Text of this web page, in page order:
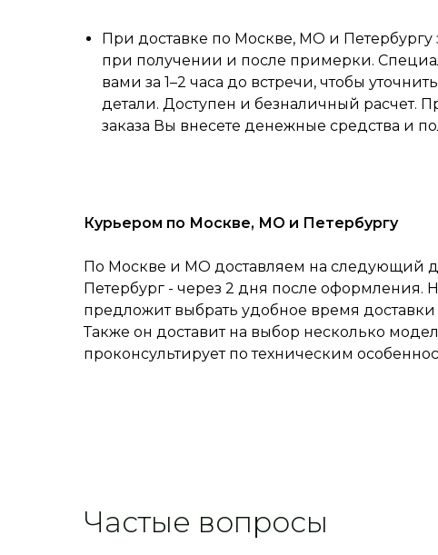
При доставке по Москве, МО и Петербургу
при получении и после примерки.
вами за 1–2 часа до встречи, чтобы
детали. Доступен и безналичный расчет.
заказа Вы внесете денежные средства и
Курьером по Москве, МО и Петербургу
По Москве и МО доставляем на следующий
Петербург - через 2 дня после оформления.
предложит выбрать удобное время доставки
Также он доставит на выбор несколько
проконсультирует по техническим
Частые вопросы